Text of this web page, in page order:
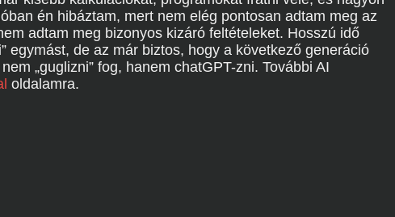
én hibáztam, mert nem elég pontosan adtam meg az
adtam meg bizonyos kizáró feltételeket. Hosszú idő
egymást, de az már biztos, hogy a következő generáció
„guglizni” fog, hanem chatGPT-zni. További AI
oldalamra.